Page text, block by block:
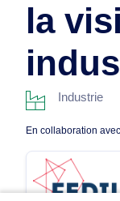
la
Industrie
En collaboration